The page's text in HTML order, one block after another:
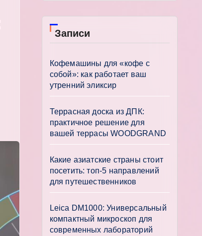
Записи
Кофемашины для «кофе с
собой»: как работает ваш
утренний эликсир
Террасная доска из ДПК:
практичное решение для
вашей террасы WOODGRAND
Какие азиатские страны стоит
посетить: топ-5 направлений
для путешественников
Leica DM1000: Универсальный
компактный микроскоп для
современных лабораторий